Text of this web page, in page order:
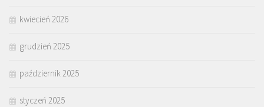
kwiecień 2026
grudzień 2025
październik 2025
styczeń 2025